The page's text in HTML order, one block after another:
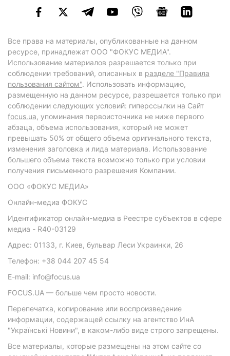
Все права на материалы, опубликованные на данном
ресурсе, принадлежат ООО "ФОКУС МЕДИА".
Использование материалов разрешается только при
соблюдении требований, описанных в разделе "Правила
пользования сайтом". Использовать информацию,
размещенную на данном ресурсе, разрешается только при
соблюдении следующих условий: гиперссылки на Сайт
focus.ua, упоминания первоисточника не ниже первого
абзаца, объема использования, который не может
превышать 50% от общего объема оригинального текста,
изменения заголовка и лида материала. Использование
большего объема текста возможно только при условии
получения письменного разрешения Компании.
ООО «ФОКУС МЕДИА»
Онлайн-медиа ФОКУС
Идентификатор онлайн-медиа в Реестре субъектов в сфере
медиа - R40-03129
Адрес: 01133, г. Киев, бульвар Леси Украинки, 26
Телефон: +38 044 207 45 54
E-mail: info@focus.ua
FOCUS.UA — больше чем просто новости.
Перепечатка, копирование или воспроизведение
информации, содержащей ссылку на агентство ИнА
"Українські Новини", в каком-либо виде строго запрещены.
Все материалы, которые размещены на этом сайте со